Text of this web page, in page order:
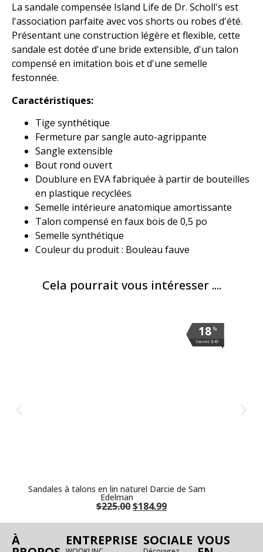
La sandale compensée Island Life de Dr. Scholl's est
l'association parfaite avec vos shorts ou robes d'été.
Présentant une construction légère et flexible, cette
sandale est dotée d'une bride extensible, d'un talon
compensé en imitation bois et d'une semelle
festonnée.
Caractéristiques:
Tige synthétique
Fermeture par sangle auto-agrippante
Sangle extensible
Bout rond ouvert
Doublure en EVA fabriquée à partir de bouteilles
en plastique recyclées
Semelle intérieure anatomique amortissante
Talon compensé en faux bois de 0,5 po
Semelle synthétique
Couleur du produit : Bouleau fauve
Cela pourrait vous intéresser ....
%
.
18
Sauvez $40
%
.
18
Sauvez $40
%
.
18
Sauvez $40
%
.
18
Sauvez $40
%
.
18
Sauvez $40
%
.
18
Sauvez $40
%
.
18
Sauvez $40
%
.
18
Sauvez $40
%
.
18
Sauvez $40
Sandales à talons en lin naturel Darcie de Sam
Edelman
$225.00$184.99
À ENTREPRISE SOCIALE VOUS